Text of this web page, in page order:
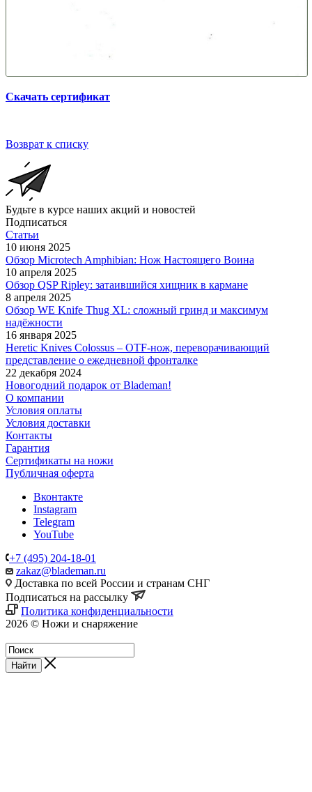
Скачать сертификат
Возврат к списку
Будьте в курсе наших акций и новостей
Подписаться
Статьи
10 июня 2025
Обзор Microtech Amphibian: Нож Настоящего Воина
10 апреля 2025
Обзор QSP Ripley: затаившийся хищник в кармане
8 апреля 2025
Обзор WE Knife Thug XL: сложный гринд и максимум
надёжности
16 января 2025
Heretic Knives Colossus – OTF-нож, переворачивающий
представление о ежедневной фронталке
22 декабря 2024
Новогодний подарок от Blademan!
О компании
Условия оплаты
Условия доставки
Контакты
Гарантия
Сертификаты на ножи
Публичная оферта
Вконтакте
Instagram
Telegram
YouTube
+7 (495) 204-18-01
zakaz@blademan.ru
Доставка по всей России и странам СНГ
Подписаться на рассылку
Политика конфиденциальности
2026 © Ножи и снаряжение
Найти